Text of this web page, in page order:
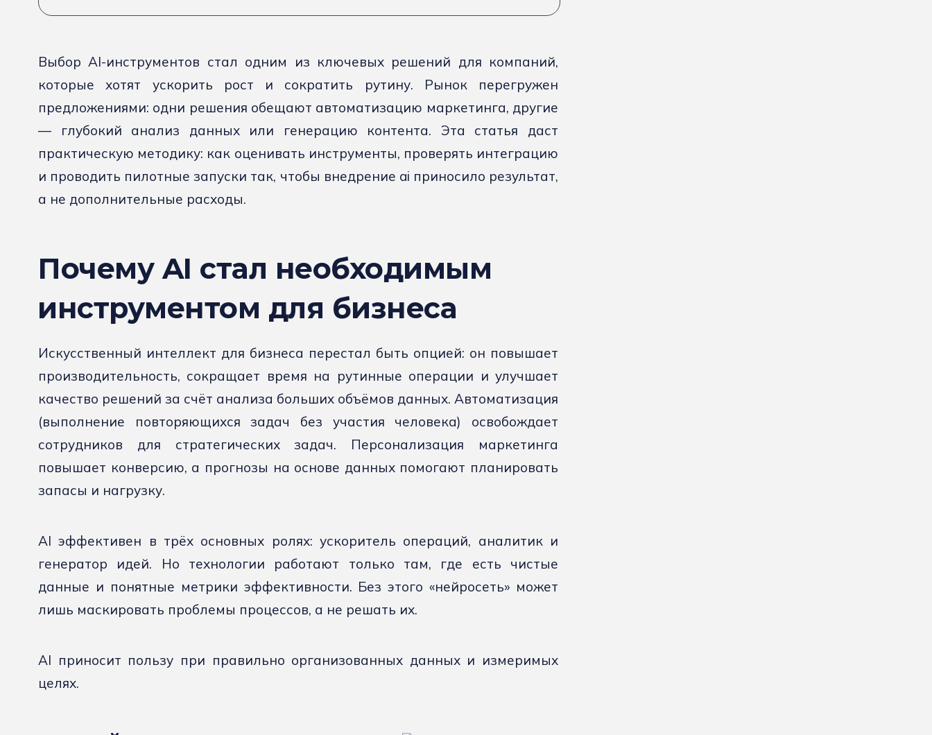
Выбор AI-инструментов стал одним из ключевых решений для компаний,
которые хотят ускорить рост и сократить рутину. Рынок перегружен
предложениями: одни решения обещают автоматизацию маркетинга, другие
— глубокий анализ данных или генерацию контента. Эта статья даст
практическую методику: как оценивать инструменты, проверять интеграцию
и проводить пилотные запуски так, чтобы внедрение ai приносило результат,
а не дополнительные расходы.
Почему AI стал необходимым
инструментом для бизнеса
Искусственный интеллект для бизнеса перестал быть опцией: он повышает
производительность, сокращает время на рутинные операции и улучшает
качество решений за счёт анализа больших объёмов данных. Автоматизация
(выполнение повторяющихся задач без участия человека) освобождает
сотрудников для стратегических задач. Персонализация маркетинга
повышает конверсию, а прогнозы на основе данных помогают планировать
запасы и нагрузку.
AI эффективен в трёх основных ролях: ускоритель операций, аналитик и
генератор идей. Но технологии работают только там, где есть чистые
данные и понятные метрики эффективности. Без этого «нейросеть» может
лишь маскировать проблемы процессов, а не решать их.
AI приносит пользу при правильно организованных данных и измеримых
целях.